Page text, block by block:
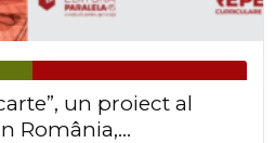
un proiect al
România,...